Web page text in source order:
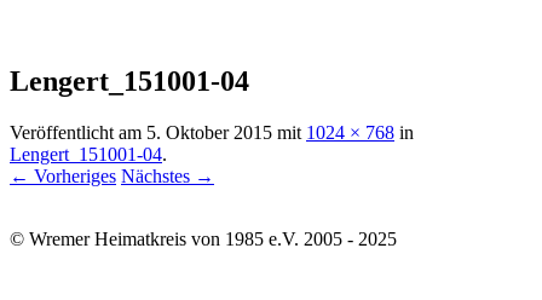
Lengert_151001-04
Veröffentlicht am 5. Oktober 2015 mit 1024 × 768 in
Lengert_151001-04.
← Vorheriges Nächstes →
© Wremer Heimatkreis von 1985 e.V. 2005 - 2025